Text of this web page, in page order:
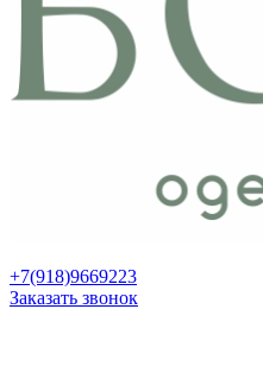
+7(918)9669223
Заказать звонок